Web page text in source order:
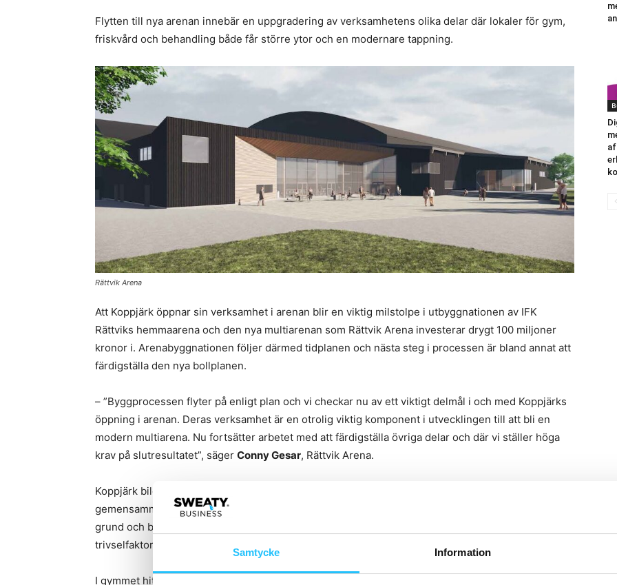
Samtycke Information
Flytten till nya arenan innebär en uppgradering av verksamhetens olika delar där lokaler för gym,
friskvård och behandling både får större ytor och en modernare tappning.
Rättvik Arena
Att Koppjärk öppnar sin verksamhet i arenan blir en viktig milstolpe i utbyggnationen av IFK
Rättviks hemmaarena och den nya multiarenan som Rättvik Arena investerar drygt 100 miljoner
kronor i. Arenabyggnationen följer därmed tidplanen och nästa steg i processen är bland annat att
färdigställa den nya bollplanen.
– ”Byggprocessen flyter på enligt plan och vi checkar nu av ett viktigt delmål i och med Koppjärks
öppning i arenan. Deras verksamhet är en otrolig viktig komponent i utvecklingen till att bli en
modern multiarena. Nu fortsätter arbetet med att färdigställa övriga delar och där vi ställer höga
krav på slutresultatet”, säger Conny Gesar, Rättvik Arena.
Koppjärk bildades år 2002 och erbjuder olika tjänster inom friskvård och rehabilitering. Det
gemensamma för dessa två verksamhetsinriktningarna, är att de alltid utgår från vetenskaplig
grund och beprövad erfarenhet. Ambitionerna är att alla ska känna sig välkomna – genom en hög
trivselfaktor, träningsglädje, professionalitet och hög kvalitet.
I gymmet hittar du ett brett utbud med en modern maskinpark, många olika former av